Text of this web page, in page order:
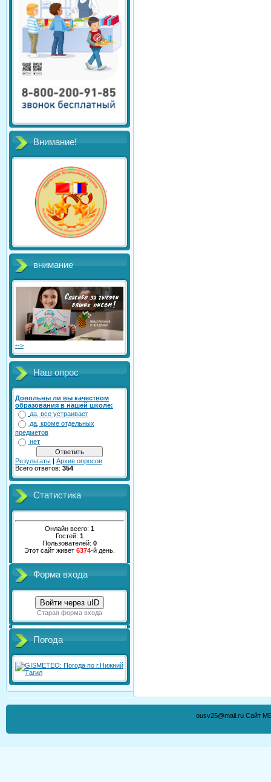
Внимание!
внимание
-->
Наш опрос
Довольны ли вы качеством
образования в нашей школе:
да, все устраивает
да, кроме отдельных
предметов
нет
Результаты | Архив опросов
Всего ответов: 354
Статистика
Онлайн всего: 1
Гостей: 1
Пользователей: 0
Этот сайт живет 6374-й день.
Форма входа
Войти через uID
Старая форма входа
Погода
ousv25@mail.ru Сайт